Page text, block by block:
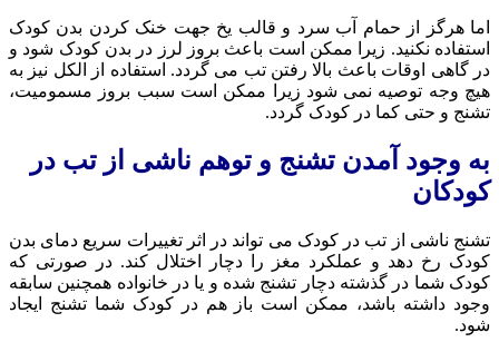
اما هرگز از حمام آب سرد و قالب یخ جهت خنک کردن بدن کودک
استفاده نکنید. زیرا ممکن است باعث بروز لرز در بدن کودک شود و
در گاهی اوقات باعث بالا رفتن تب می گردد. استفاده از الکل نیز به
هیچ وجه توصیه نمی شود زیرا ممکن است سبب بروز مسمومیت،
تشنج و حتی کما در کودک گردد.
به وجود آمدن تشنج و توهم ناشی از تب در
کودکان
تشنج ناشی از تب در کودک می تواند در اثر تغییرات سریع دمای بدن
کودک رخ دهد و عملکرد مغز را دچار اختلال کند. در صورتی که
کودک شما در گذشته دچار تشنج شده و یا در خانواده همچنین سابقه
وجود داشته باشد، ممکن است باز هم در کودک شما تشنج ایجاد
شود.